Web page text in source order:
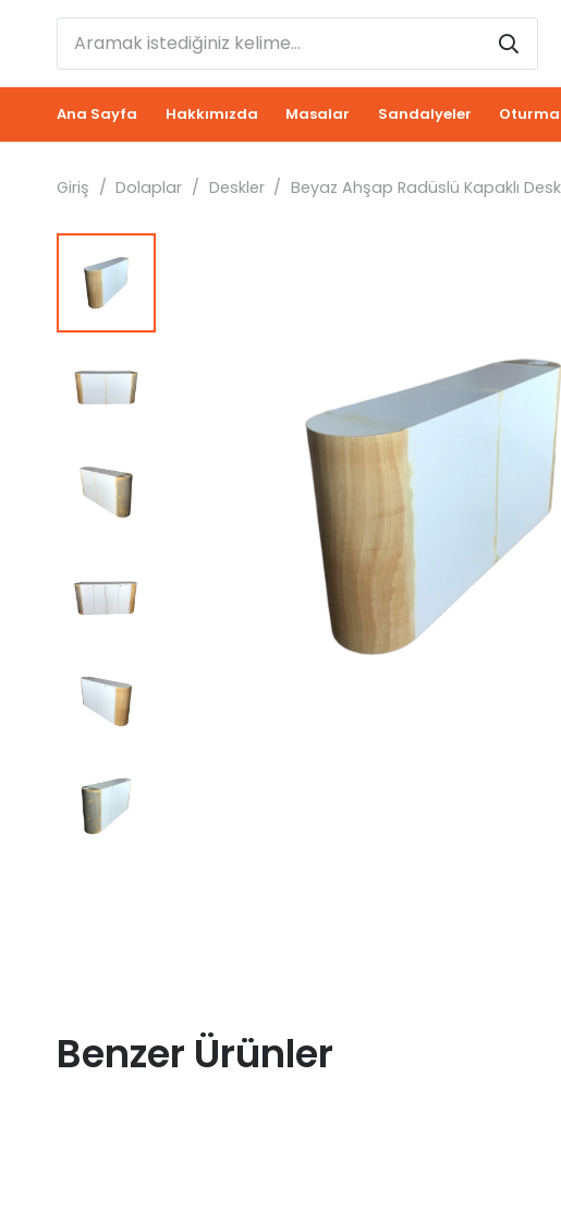
Ana Sayfa Hakkımızda Masalar Sandalyeler Oturma
Giriş / Dolaplar / Deskler / Beyaz Ahşap Radüslü Kapaklı
Benzer Ürünler